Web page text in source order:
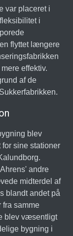
var placeret i
i
flyttet længere
effektiv.
af de
blev
for sine stationer
andre
midterdel af
blandt andet på
samme
blev væsentligt
bygning i